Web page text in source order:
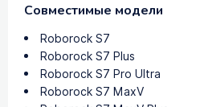
Совместимые модели
Roborock S7
Roborock S7 Plus
Roborock S7 Pro Ultra
Roborock S7 MaxV